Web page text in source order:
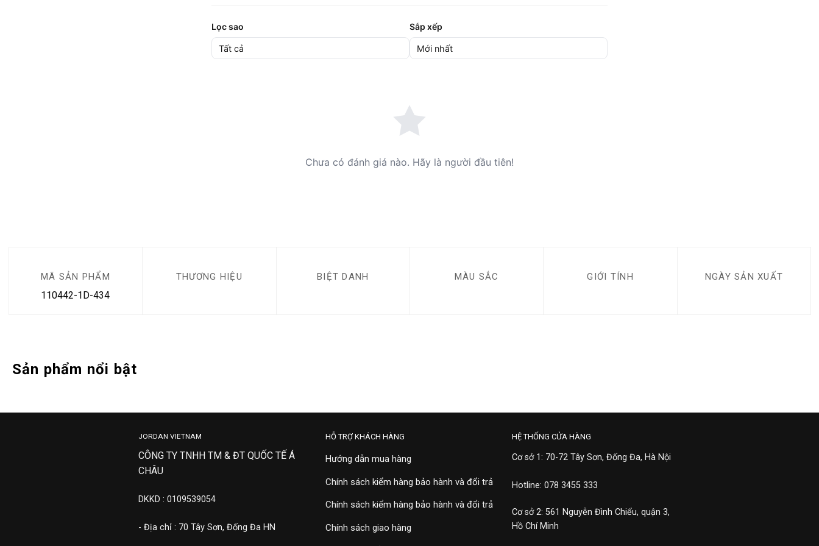
Lọc sao Sắp xếp
Chưa có đánh giá nào. Hãy là người đầu tiên!
MÃ SẢN PHẨM
110442-1D-434
THƯƠNG HIỆU BIỆT DANH MÀU SẮC GIỚI TÍNH NGÀY SẢN XUẤT
Sản phẩm nổi bật
JORDAN VIETNAM
CÔNG TY TNHH TM & ĐT QUỐC TẾ Á
CHÂU
DKKD : 0109539054
- Địa chỉ : 70 Tây Sơn, Đống Đa HN
HỖ TRỢ KHÁCH HÀNG
Hướng dẫn mua hàng
Chính sách kiểm hàng bảo hành và đổi trả
Chính sách kiểm hàng bảo hành và đổi trả
Chính sách giao hàng
HỆ THỐNG CỬA HÀNG
Cơ sở 1: 70-72 Tây Sơn, Đống Đa, Hà Nội
Hotline: 078 3455 333
Cơ sở 2: 561 Nguyễn Đình Chiểu, quận 3,
Hồ Chí Minh